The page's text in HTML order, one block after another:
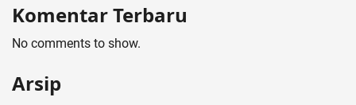
Komentar Terbaru
No comments to show.
Arsip